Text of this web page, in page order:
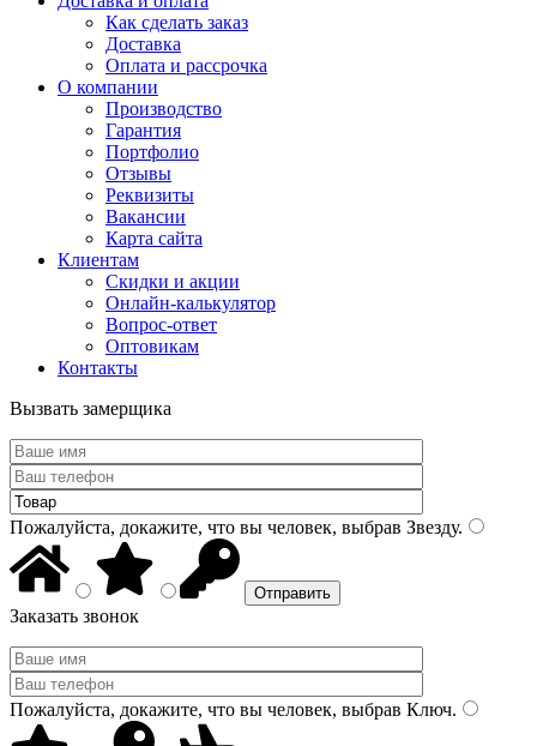
Как сделать заказ
Доставка
Оплата и рассрочка
О компании
Производство
Гарантия
Портфолио
Отзывы
Реквизиты
Вакансии
Карта сайта
Клиентам
Скидки и акции
Онлайн-калькулятор
Вопрос-ответ
Оптовикам
Контакты
Вызвать замерщика
Пожалуйста, докажите, что вы человек, выбрав Звезду.
Заказать звонок
Пожалуйста, докажите, что вы человек, выбрав Ключ.